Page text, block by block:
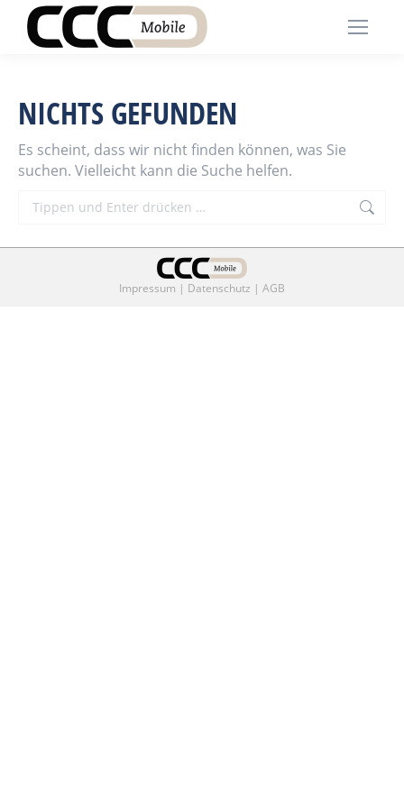
NICHTS GEFUNDEN
Es scheint, dass wir nicht finden können, was Sie
suchen. Vielleicht kann die Suche helfen.
Search:
Impressum | Datenschutz | AGB